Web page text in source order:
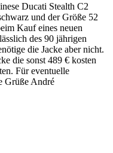
Ducati Stealth C2
und der Größe 52
Kauf eines neuen
des 90 jährigen
die Jacke aber nicht.
die sonst 489 € kosten
Für eventuelle
Grüße André